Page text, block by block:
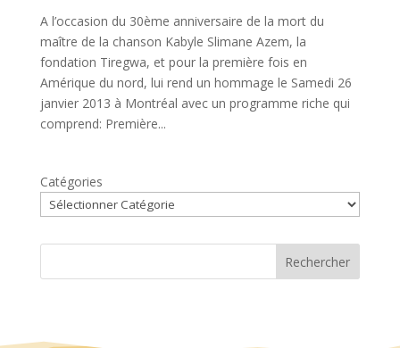
A l’occasion du 30ème anniversaire de la mort du
maître de la chanson Kabyle Slimane Azem, la
fondation Tiregwa, et pour la première fois en
Amérique du nord, lui rend un hommage le Samedi 26
janvier 2013 à Montréal avec un programme riche qui
comprend: Première...
Catégories
Rechercher